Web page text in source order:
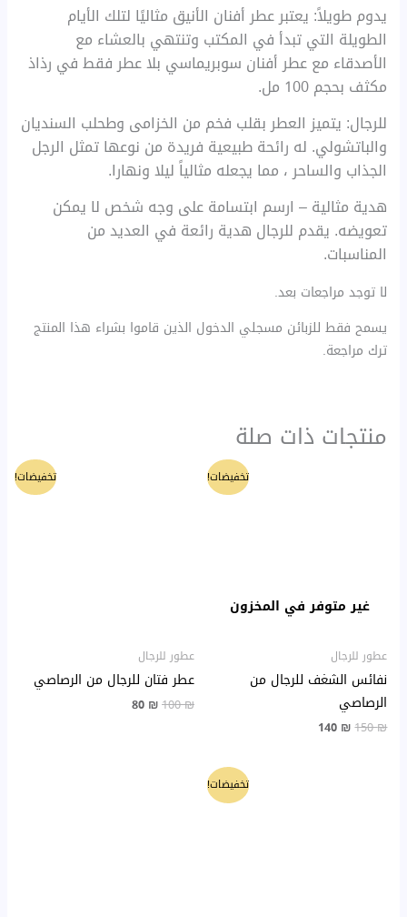
يدوم طويلاً: يعتبر عطر أفنان الأنيق مثاليًا لتلك الأيام
الطويلة التي تبدأ في المكتب وتنتهي بالعشاء مع
الأصدقاء مع عطر أفنان سوبريماسي بلا عطر فقط في رذاذ
مكثف بحجم 100 مل.
للرجال: يتميز العطر بقلب فخم من الخزامى وطحلب السنديان
والباتشولي. له رائحة طبيعية فريدة من نوعها تمثل الرجل
الجذاب والساحر ، مما يجعله مثالياً ليلا ونهارا.
هدية مثالية – ارسم ابتسامة على وجه شخص لا يمكن
تعويضه. يقدم للرجال هدية رائعة في العديد من
المناسبات.
لا توجد مراجعات بعد.
يسمح فقط للزبائن مسجلي الدخول الذين قاموا بشراء هذا المنتج
ترك مراجعة.
منتجات ذات صلة
تخفيضات!
غير متوفر في المخزون
عطور للرجال
نفائس الشغف للرجال من
الرصاصي
150₪
140 ₪
تخفيضات!
عطور للرجال
عطر فتان للرجال من الرصاصي
100₪
80 ₪
تخفيضات!